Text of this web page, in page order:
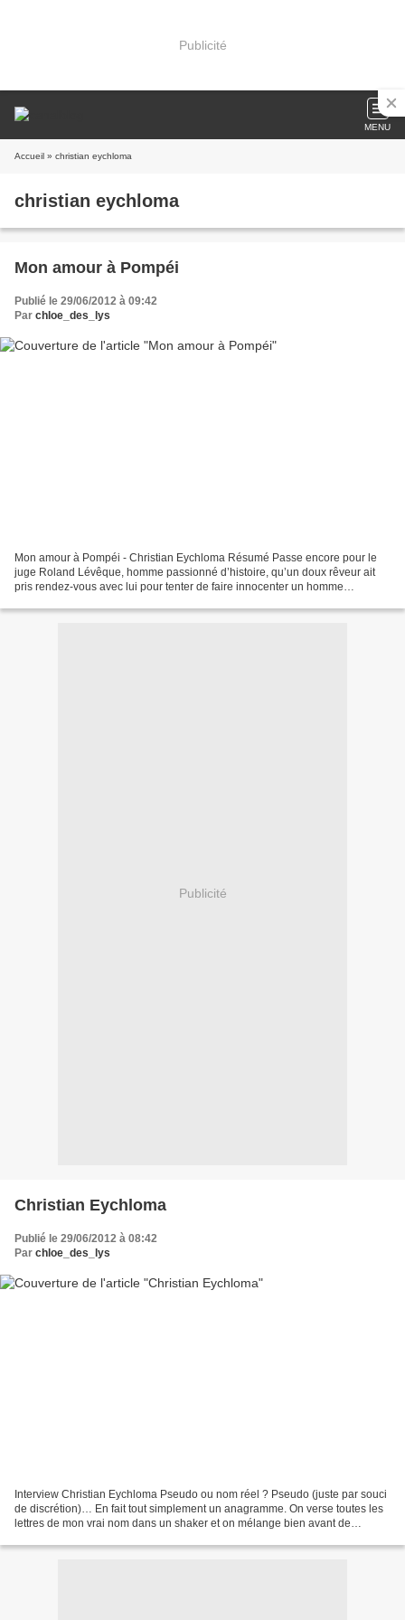
Publicité
MENU
Accueil » christian eychloma
christian eychloma
Mon amour à Pompéi
Publié le 29/06/2012 à 09:42
Par chloe_des_lys
Mon amour à Pompéi - Christian Eychloma Résumé Passe encore pour le
juge Roland Lévêque, homme passionné d’histoire, qu’un doux rêveur ait
pris rendez-vous avec lui pour tenter de faire innocenter un homme
Publicité
Christian Eychloma
Publié le 29/06/2012 à 08:42
Par chloe_des_lys
Interview Christian Eychloma Pseudo ou nom réel ? Pseudo (juste par souci
de discrétion)… En fait tout simplement un anagramme. On verse toutes les
lettres de mon vrai nom dans un shaker et on mélange bien avant de